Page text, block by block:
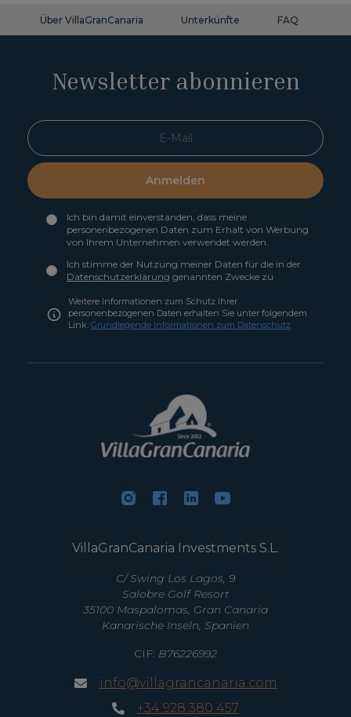
Über VillaGranCanaria Unterkünfte FAQ
Newsletter abonnieren
Anmelden
Ich bin damit einverstanden, dass meine
personenbezogenen Daten zum Erhalt von Werbung
von Ihrem Unternehmen verwendet werden.
Ich stimme der Nutzung meiner Daten für die in der
Datenschutzerklärung genannten Zwecke zu
Weitere Informationen zum Schutz Ihrer
personenbezogenen Daten erhalten Sie unter folgendem
Link:Grundlegende Informationen zum Datenschutz
VillaGranCanaria Investments S.L.
C/ Swing Los Lagos, 9
Salobre Golf Resort
35100 Maspalomas, Gran Canaria
Kanarische Inseln, Spanien
CIF: B76226992
info@villagrancanaria.com
+34 928 380 457